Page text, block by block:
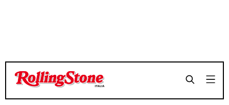
TEMPO DI LETTURA 2 MINUTI SHARE
TEMPO DI LETTURA 2 MINUTI SHARE